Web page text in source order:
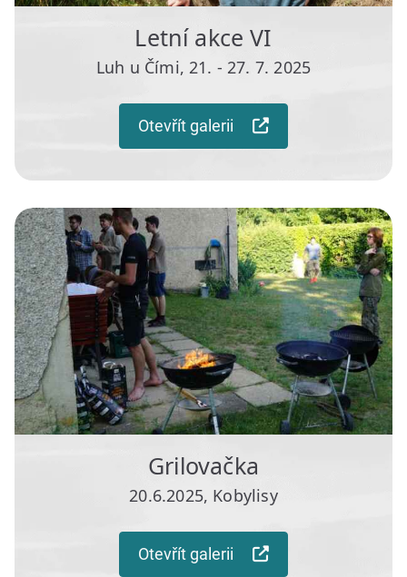
Letní akce VI
Luh u Čími, 21. - 27. 7. 2025
Otevřít galerii
Grilovačka
20.6.2025, Kobylisy
Otevřít galerii